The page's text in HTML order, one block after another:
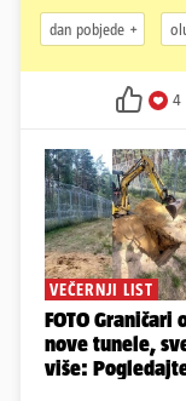
dan pobjede
4